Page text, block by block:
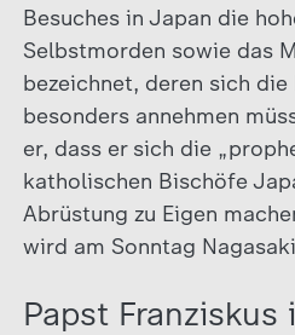
Besuches in Japan die
Selbstmorden sowie das
bezeichnet, deren sich die
besonders annehmen
er, dass er sich die
katholischen Bischöfe
Abrüstung zu Eigen
wird am Sonntag
Papst Franziskus